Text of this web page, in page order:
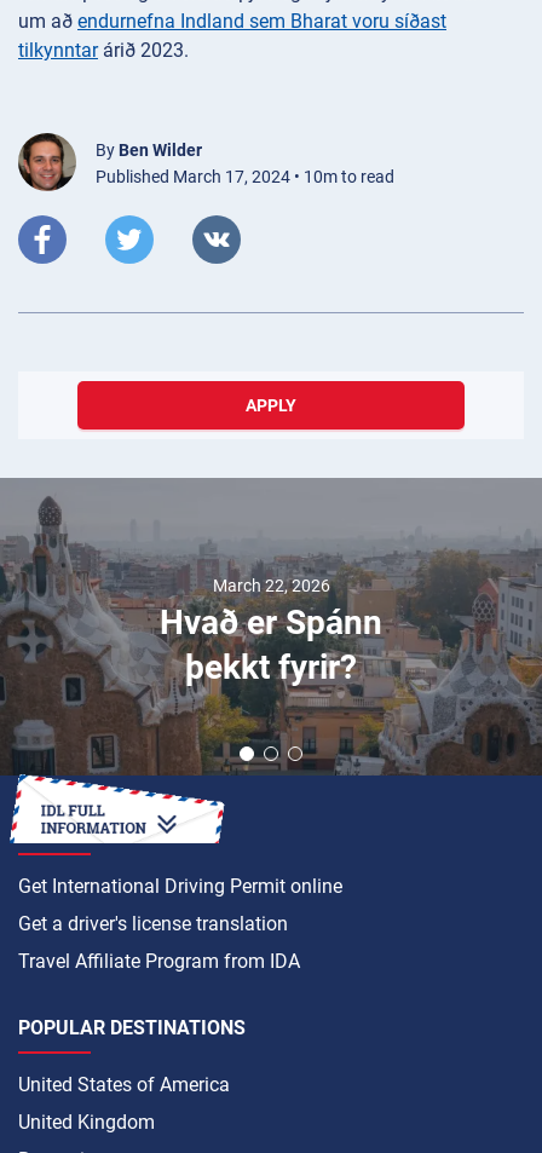
um að endurnefna Indland sem Bharat voru síðast
tilkynntarárið 2023.
By Ben Wilder
Published March 17, 2024 • 10m to read
APPLY
March 22, 2026
Hvað er Spánn
þekkt fyrir?
HOW TO
Get International Driving Permit online
Get a driver's license translation
Travel Affiliate Program from IDA
POPULAR DESTINATIONS
United States of America
United Kingdom